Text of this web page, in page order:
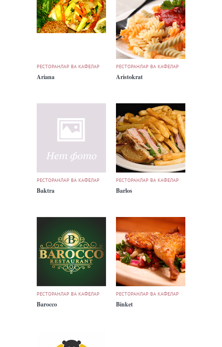
РЕСТОРАНЛАР ВА КАФЕЛАР
Ariana
РЕСТОРАНЛАР ВА КАФЕЛАР
Aristokrat
РЕСТОРАНЛАР ВА КАФЕЛАР
Baktra
РЕСТОРАНЛАР ВА КАФЕЛАР
Barlos
РЕСТОРАНЛАР ВА КАФЕЛАР
Barocco
РЕСТОРАНЛАР ВА КАФЕЛАР
Binket